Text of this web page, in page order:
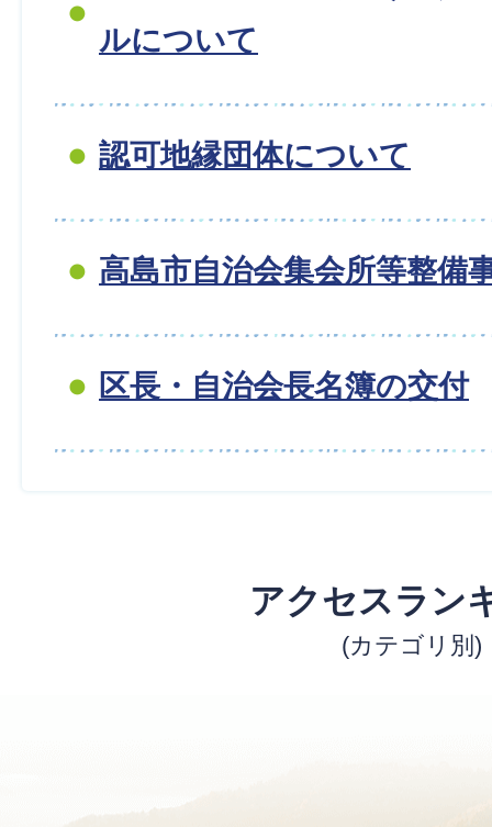
ルについて
認可地縁団体について
高島市自治会集会所等整備
区長・自治会長名簿の交付
アクセスラン
(カテゴリ別)